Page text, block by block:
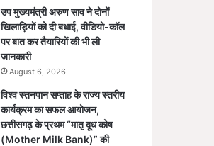
उप मुख्यमंत्री अरुण साव ने दोनों
खिलाड़ियों को दी बधाई, वीडियो-कॉल
पर बात कर तैयारियों की भी ली
जानकारी
August 6, 2026
विश्व स्तनपान सप्ताह के राज्य स्तरीय
कार्यक्रम का सफल आयोजन,
छत्तीसगढ़ के प्रथम “मातृ दूध कोष
(Mother Milk Bank)” की